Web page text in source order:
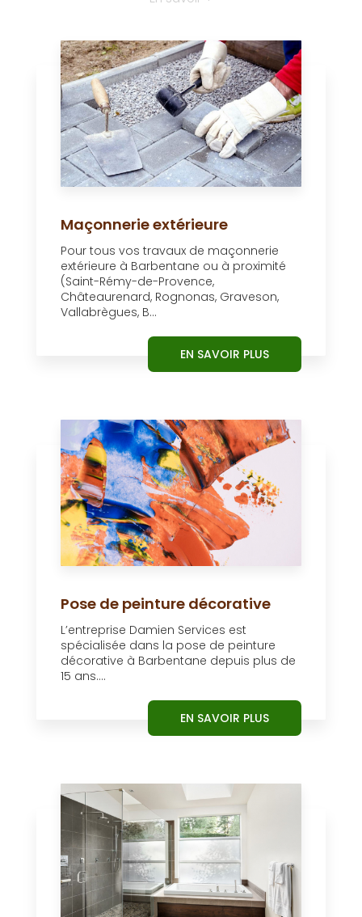
Maçonnerie extérieure
Pour tous vos travaux de maçonnerie
extérieure à Barbentane ou à proximité
(Saint-Rémy-de-Provence,
Châteaurenard, Rognonas, Graveson,
Vallabrègues, B...
EN SAVOIR PLUS
Pose de peinture décorative
L’entreprise Damien Services est
spécialisée dans la pose de peinture
décorative à Barbentane depuis plus de
15 ans....
EN SAVOIR PLUS